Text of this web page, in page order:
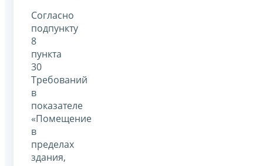
Согласно
подпункту
8
пункта
30
Требований
в
показателе
«Помещение
в
пределах
здания,